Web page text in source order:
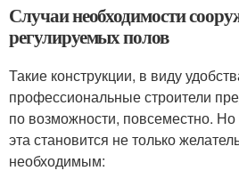
Случаи необходимости
регулируемых полов
Такие конструкции, в виду
профессиональные строители
по возможности, повсеместно.
эта становится не только
необходимым: